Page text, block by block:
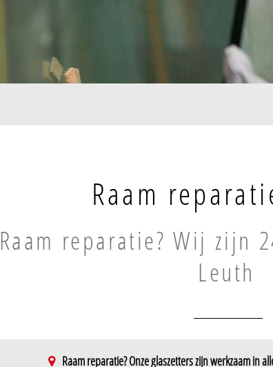
Raam
Raam reparatie? Wij zijn
Leuth
Raam reparatie? Onze glaszetters zijn werkzaam in